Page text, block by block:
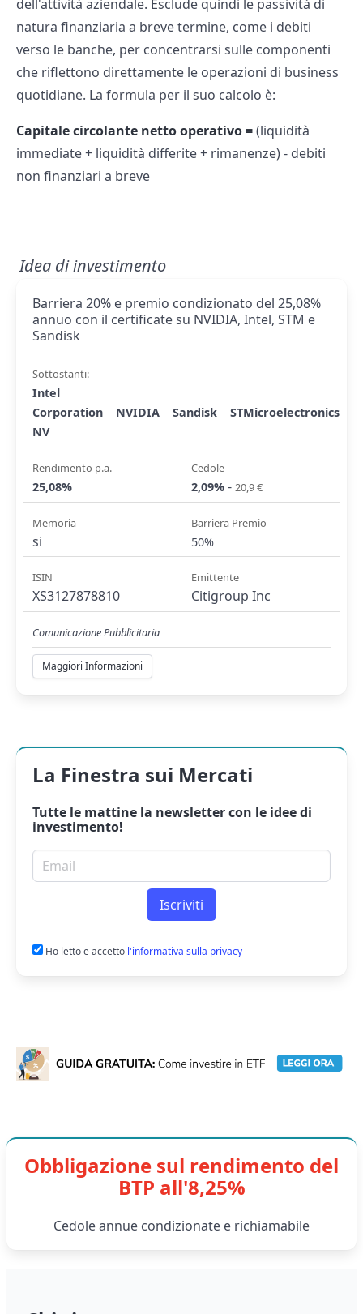
dell'attività aziendale. Esclude quindi le passività di
natura finanziaria a breve termine, come i debiti
verso le banche, per concentrarsi sulle componenti
che riflettono direttamente le operazioni di business
quotidiane. La formula per il suo calcolo è:
Capitale circolante netto operativo =(liquidità
immediate + liquidità differite + rimanenze) - debiti
non finanziari a breve
Idea di investimento
Barriera 20% e premio condizionato del 25,08%
annuo con il certificate su NVIDIA, Intel, STM e
Sandisk
Sottostanti:
Intel
Corporation
NVIDIA Sandisk
STMicroelectronics
NV
Rendimento p.a.
25,08%
Cedole
2,09% - 20,9 €
Memoria
si
Barriera Premio
50%
ISIN
XS3127878810
Emittente
Citigroup Inc
Comunicazione Pubblicitaria
Maggiori Informazioni
La Finestra sui Mercati
Tutte le mattine la newslettercon le idee di
investimento!
Email per newsletter
Iscriviti
Ho letto e accetto l'informativa sulla privacy
Obbligazione sul rendimento del
BTP all'8,25%
Cedole annue condizionate e richiamabile